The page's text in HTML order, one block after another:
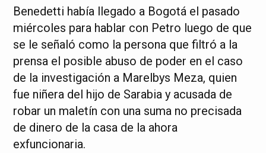
Benedetti había llegado a Bogotá el pasado
miércoles para hablar con Petro luego de que
se le señaló como la persona que filtró a la
prensa el posible abuso de poder en el caso
de la investigación a Marelbys Meza, quien
fue niñera del hijo de Sarabia y acusada de
robar un maletín con una suma no precisada
de dinero de la casa de la ahora
exfuncionaria.